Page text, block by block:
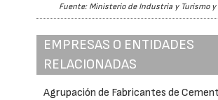
Fuente: Ministerio de Industria y Turismo y
EMPRESAS O ENTIDADES
RELACIONADAS
Agrupación de Fabricantes de